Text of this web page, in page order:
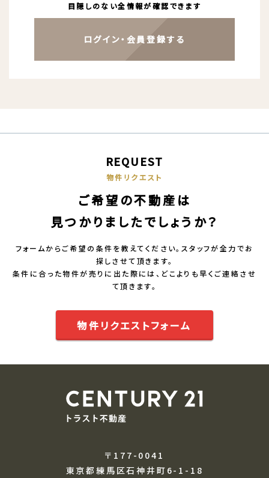
目隠しのない全情報が確認できます
ログイン・会員登録する
REQUEST
物件リクエスト
ご希望の不動産は
見つかりましたでしょうか？
フォームからご希望の条件を教えてください。スタッフが全力でお
探しさせて頂きます。
条件に合った物件が売りに出た際には、どこよりも早くご連絡させ
て頂きます。
物件リクエストフォーム
〒177-0041
東京都練馬区石神井町6-1-18